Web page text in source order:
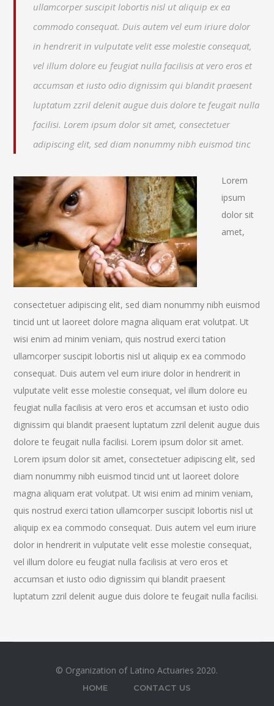
ullamcorper suscipit lobortis nisl ut aliquip ex ea
commodo consequat. Duis autem vel eum iriure dolor
in hendrerit in vulputate velit esse molestie consequat,
vel illum dolore eu feugiat nulla facilisis at vero eros et
accumsan et iusto odio dignissim qui blandit praesent
luptatum zzril delenit augue duis dolore te feugait nulla
facilisi. Lorem ipsum dolor sit amet, consectetuer
adipiscing elit, sed diam nonummy nibh euismod tinc
Lorem
ipsum
dolor sit
amet,
consectetuer adipiscing elit, sed diam nonummy nibh euismod
tincid unt ut laoreet dolore magna aliquam erat volutpat. Ut
wisi enim ad minim veniam, quis nostrud exerci tation
ullamcorper suscipit lobortis nisl ut aliquip ex ea commodo
consequat. Duis autem vel eum iriure dolor in hendrerit in
vulputate velit esse molestie consequat, vel illum dolore eu
feugiat nulla facilisis at vero eros et accumsan et iusto odio
dignissim qui blandit praesent luptatum zzril delenit augue duis
dolore te feugait nulla facilisi. Lorem ipsum dolor sit amet.
Lorem ipsum dolor sit amet, consectetuer adipiscing elit, sed
diam nonummy nibh euismod tincid unt ut laoreet dolore
magna aliquam erat volutpat. Ut wisi enim ad minim veniam,
quis nostrud exerci tation ullamcorper suscipit lobortis nisl ut
aliquip ex ea commodo consequat. Duis autem vel eum iriure
dolor in hendrerit in vulputate velit esse molestie consequat,
vel illum dolore eu feugiat nulla facilisis at vero eros et
accumsan et iusto odio dignissim qui blandit praesent
luptatum zzril delenit augue duis dolore te feugait nulla facilisi.
© Organization of Latino Actuaries 2020.
HOME CONTACT US